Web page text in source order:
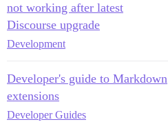
not working after latest
Discourse upgrade
Development
Developer's guide to Markdown
extensions
Developer Guides